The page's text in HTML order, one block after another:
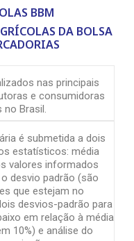
BBM
DA BOLSA
nas principais
e consumidoras
Brasil.
é submetida a dois
estatísticos: média
valores informados
desvio padrão (são
que estejam no
desvios-padrão para
em relação à média
10%) e análise do